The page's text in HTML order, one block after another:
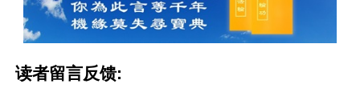
读者留言反馈: